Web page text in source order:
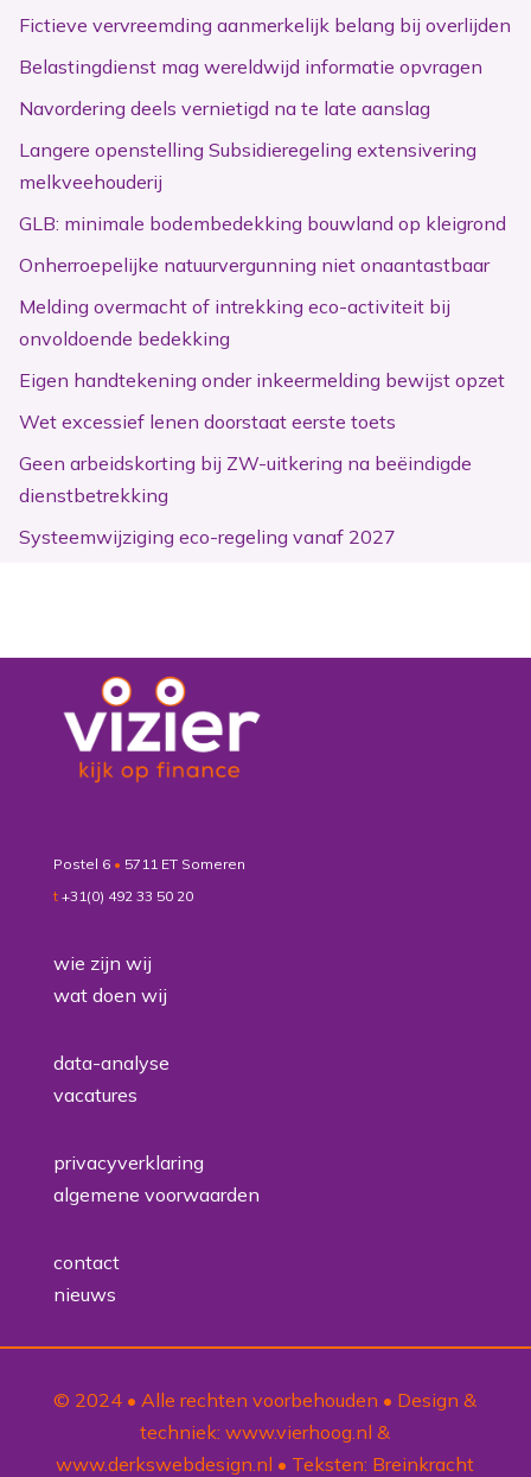
Fictieve vervreemding aanmerkelijk belang bij overlijden
Belastingdienst mag wereldwijd informatie opvragen
Navordering deels vernietigd na te late aanslag
Langere openstelling Subsidieregeling extensivering
melkveehouderij
GLB: minimale bodembedekking bouwland op kleigrond
Onherroepelijke natuurvergunning niet onaantastbaar
Melding overmacht of intrekking eco-activiteit bij
onvoldoende bedekking
Eigen handtekening onder inkeermelding bewijst opzet
Wet excessief lenen doorstaat eerste toets
Geen arbeidskorting bij ZW-uitkering na beëindigde
dienstbetrekking
Systeemwijziging eco-regeling vanaf 2027
Postel 6 • 5711 ET Someren
t +31(0) 492 33 50 20
wie zijn wij
wat doen wij
data-analyse
vacatures
privacyverklaring
algemene voorwaarden
contact
nieuws
© 2024 • Alle rechten voorbehouden • Design &
techniek:www.vierhoog.nl &
www.derkswebdesign.nl • Teksten: Breinkracht